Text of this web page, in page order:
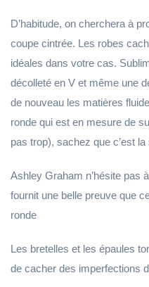
D’habitude, on cherchera à
coupe cintrée. Les robes
idéales dans votre cas.
décolleté en V et même une
de nouveau les matières
ronde qui est en mesure de
pas trop), sachez que c’est
Ashley Graham n’hésite pas
fournit une belle preuve que
ronde
Les bretelles et les épaules
de cacher des imperfections